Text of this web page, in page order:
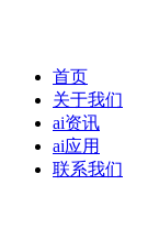
首页
关于我们
ai资讯
ai应用
联系我们